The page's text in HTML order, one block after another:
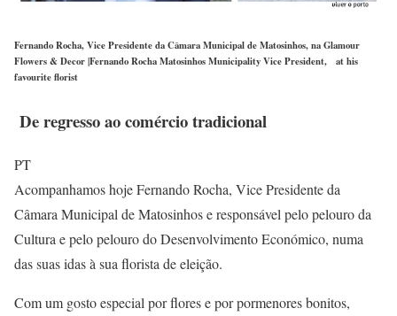
Fernando Rocha, Vice Presidente da Câmara Municipal de Matosinhos, na Glamour
Flowers & Decor |Fernando Rocha Matosinhos Municipality Vice President, at his
favourite florist
De regresso ao comércio tradicional
PT
Acompanhamos hoje Fernando Rocha, Vice Presidente da
Câmara Municipal de Matosinhos e responsável pelo pelouro da
Cultura e pelo pelouro do Desenvolvimento Económico, numa
das suas idas à sua florista de eleição.
Com um gosto especial por flores e por pormenores bonitos,